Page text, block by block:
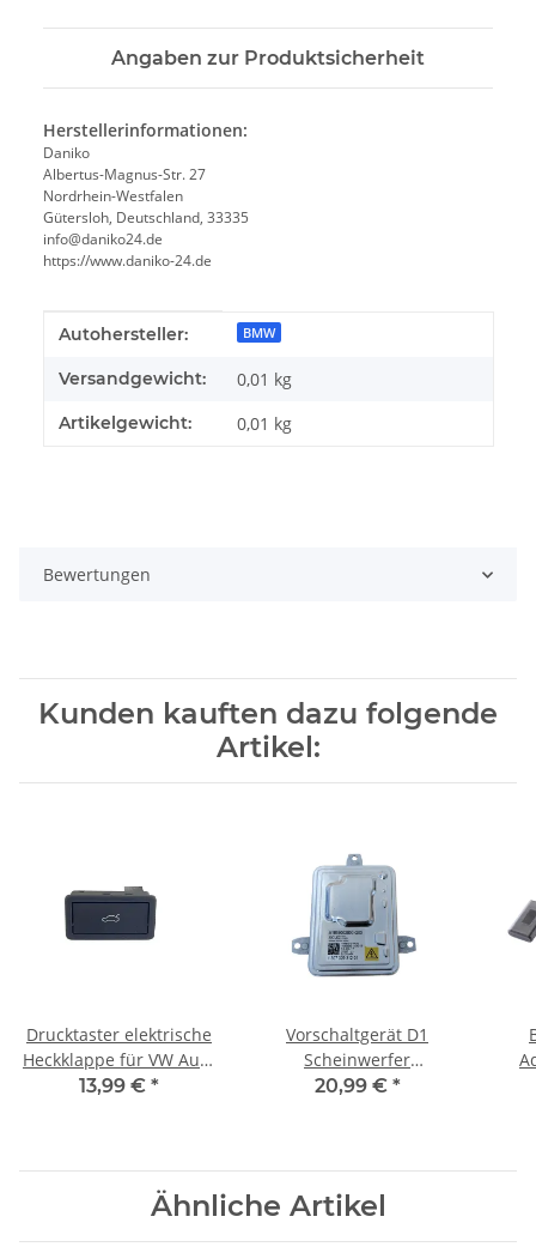
Angaben zur Produktsicherheit
Herstellerinformationen:
Daniko
Albertus-Magnus-Str. 27
Nordrhein-Westfalen
Gütersloh, Deutschland, 33335
info@daniko24.de
https://www.daniko-24.de
Produkteigenschaft
Wert
Autohersteller: BMW
Versandgewicht: 0,01 kg
Artikelgewicht: 0,01 kg
Bewertungen
Kunden kauften dazu folgende
Artikel:
Drucktaster elektrische
Heckklappe für VW Audi
Passat
13,99 € *
Vorschaltgerät D1
Scheinwerfer
A1669002800
20,99 € *
Ähnliche Artikel